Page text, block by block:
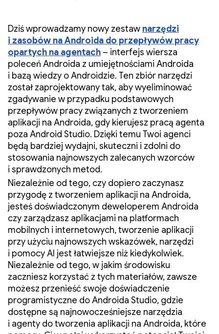
Dziś wprowadzamy nowy zestaw narzędzi
i zasobów na Androida do przepływów pracy
opartych na agentach – interfejs wiersza
poleceń Androida z umiejętnościami Androida
i bazą wiedzy o Androidzie. Ten zbiór narzędzi
został zaprojektowany tak, aby wyeliminować
zgadywanie w przypadku podstawowych
przepływów pracy związanych z tworzeniem
aplikacji na Androida, gdy kierujesz pracą agenta
poza Android Studio. Dzięki temu Twoi agenci
będą bardziej wydajni, skuteczni i zdolni do
stosowania najnowszych zalecanych wzorców
i sprawdzonych metod.
Niezależnie od tego, czy dopiero zaczynasz
przygodę z tworzeniem aplikacji na Androida,
jesteś doświadczonym deweloperem Androida
czy zarządzasz aplikacjami na platformach
mobilnych i internetowych, tworzenie aplikacji
przy użyciu najnowszych wskazówek, narzędzi
i pomocy AI jest łatwiejsze niż kiedykolwiek.
Niezależnie od tego, w jakim środowisku
zaczniesz korzystać z tych materiałów, zawsze
możesz przenieść swoje doświadczenie
programistyczne do Androida Studio, gdzie
dostępne są najnowocześniejsze narzędzia
i agenty do tworzenia aplikacji na Androida, które